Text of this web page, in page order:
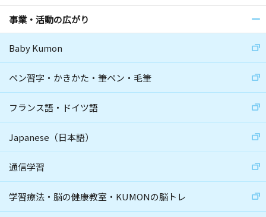
事業・活動の広がり
Baby Kumon
ペン習字・かきかた・筆ペン・毛筆
フランス語・ドイツ語
Japanese（日本語）
通信学習
学習療法・脳の健康教室・KUMONの脳トレ